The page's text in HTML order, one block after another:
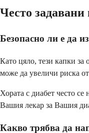
Често задавани
Безопасно ли е да
Като цяло, тези капки за
може да увеличи риска
Хората с диабет често
Вашия лекар за Вашия
Какво трябва да